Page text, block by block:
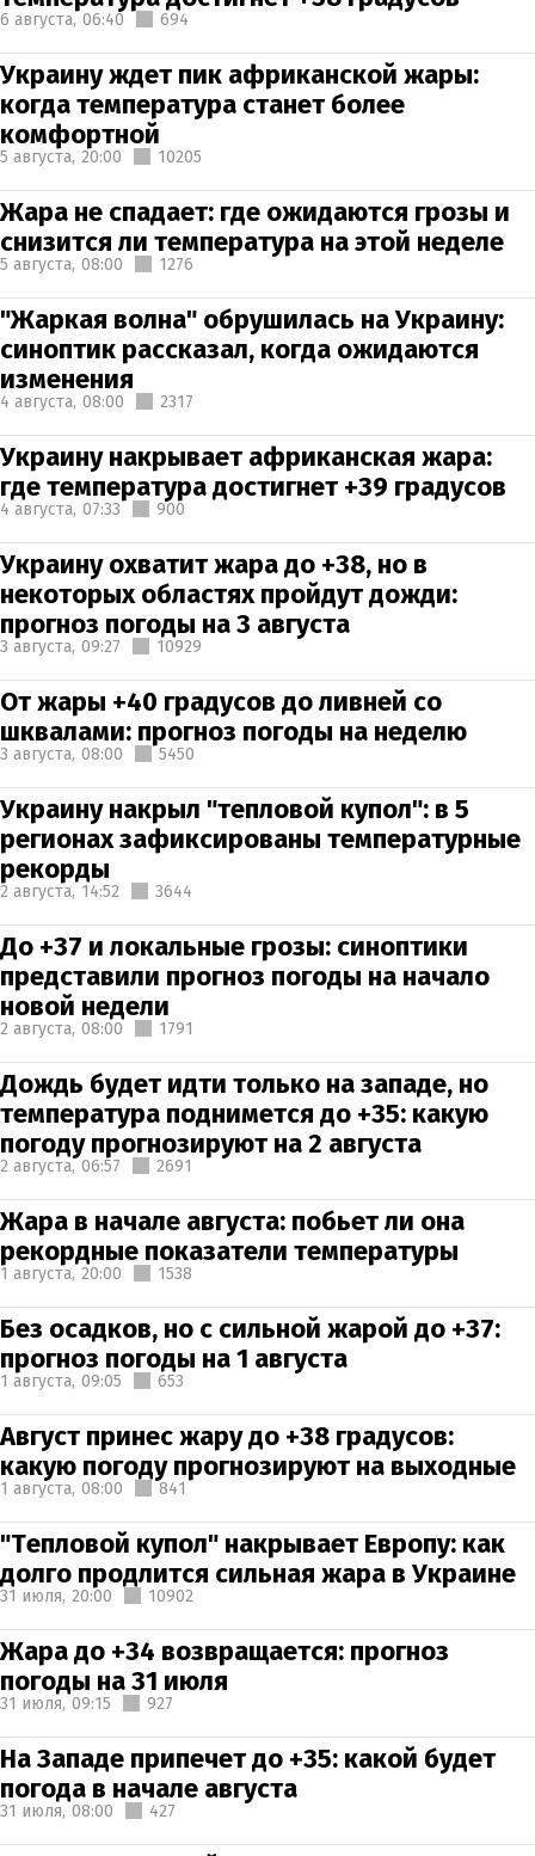
6 августа, 06:40 694
Украину ждет пик африканской жары:
когда температура станет более
комфортной
5 августа, 20:00 10205
Жара не спадает: где ожидаются грозы и
снизится ли температура на этой неделе
5 августа, 08:00 1276
"Жаркая волна" обрушилась на Украину:
синоптик рассказал, когда ожидаются
изменения
4 августа, 08:00 2317
Украину накрывает африканская жара:
где температура достигнет +39 градусов
4 августа, 07:33 900
Украину охватит жара до +38, но в
некоторых областях пройдут дожди:
прогноз погоды на 3 августа
3 августа, 09:27 10929
От жары +40 градусов до ливней со
шквалами: прогноз погоды на неделю
3 августа, 08:00 5450
Украину накрыл "тепловой купол": в 5
регионах зафиксированы температурные
рекорды
2 августа, 14:52 3644
До +37 и локальные грозы: синоптики
представили прогноз погоды на начало
новой недели
2 августа, 08:00 1791
Дождь будет идти только на западе, но
температура поднимется до +35: какую
погоду прогнозируют на 2 августа
2 августа, 06:57 2691
Жара в начале августа: побьет ли она
рекордные показатели температуры
1 августа, 20:00 1538
Без осадков, но с сильной жарой до +37:
прогноз погоды на 1 августа
1 августа, 09:05 653
Август принес жару до +38 градусов:
какую погоду прогнозируют на выходные
1 августа, 08:00 841
"Тепловой купол" накрывает Европу: как
долго продлится сильная жара в Украине
31 июля, 20:00 10902
Жара до +34 возвращается: прогноз
погоды на 31 июля
31 июля, 09:15 927
На Западе припечет до +35: какой будет
погода в начале августа
31 июля, 08:00 427